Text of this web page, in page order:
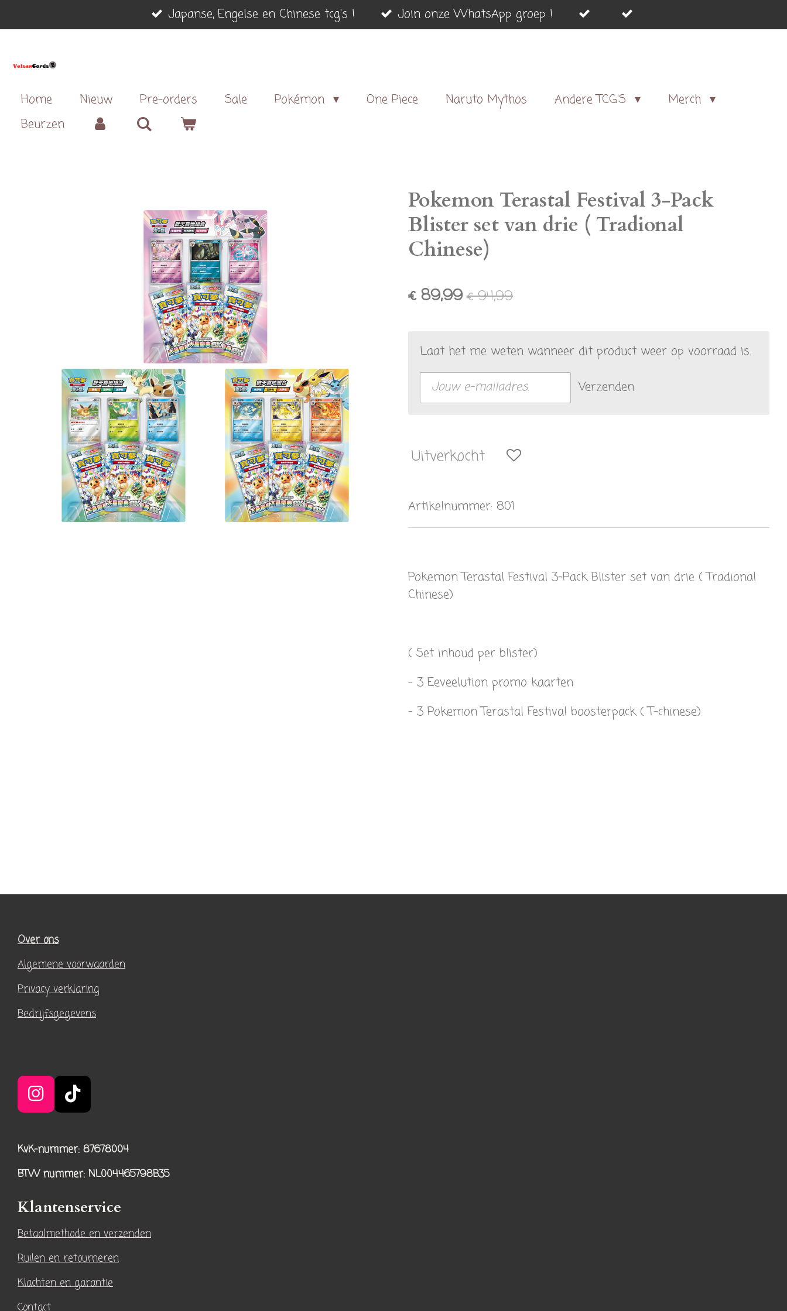
direct
de
Japanse, Engelse en Chinese tcg's ! Join onze WhatsApp groep !
Home Nieuw Pre-orders Sale Pokémon One Piece Naruto Mythos Andere TCG'S
Merch
Beurzen
Pokemon Terastal Festival 3-Pack
Blister set van drie ( Tradional
Chinese)
€ 89,99 € 94,99
Laat het me weten wanneer dit product weer op voorraad is.
Verzenden
Uitverkocht
Artikelnummer: 801
Pokemon Terastal Festival 3-Pack Blister set van drie ( Tradional
Chinese)
( Set inhoud per blister)
- 3 Eeveelution promo kaarten
- 3 Pokemon Terastal Festival boosterpack ( T-chinese)
Over ons
Algemene voorwaarden
Privacy verklaring
Bedrijfsgegevens
I
n
t
a
r
a
m
T
i
T
o
KvK-nummer: 87678004
BTW nummer: NL004465798B35
Klantenservice
Betaalmethode en verzenden
Ruilen en retourneren
Klachten en garantie
Contact